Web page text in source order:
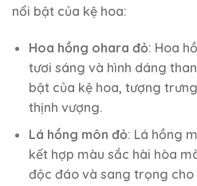
nổi bật của kệ hoa:
Hoa hồng ohara đỏ: Hoa
tươi sáng và hình dáng
bật của kệ hoa, tượng
thịnh vượng.
Lá hồng môn đỏ: Lá hồng
kết hợp màu sắc hài hòa
độc đáo và sang trọng cho